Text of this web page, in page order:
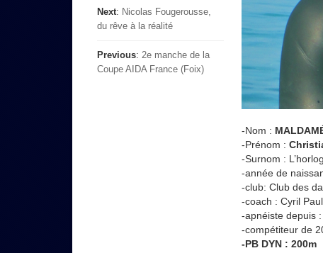
-Nom : MALDAM
-Prénom :
-Surnom :
-année de
-club: Club des
-coach : Cyril
-apnéiste depuis :
-compétiteur de
-PB DYN : 200m
Next: Nicolas Fougerousse,
du rêve à la réalité
Previous: 2e manche de la
Coupe AIDA France (Foix)